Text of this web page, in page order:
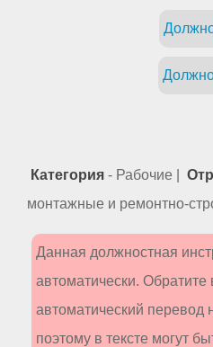
Категория - Рабочие |
монтажные и ремонтно-
Данная должностная
автоматически. Обратите
автоматический перевод
поэтому в тексте могут